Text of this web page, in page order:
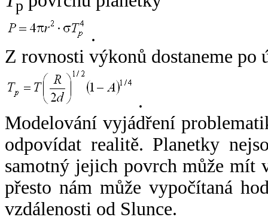
p
.
Z rovnosti výkonů dostaneme po
.
Modelování vyjádření
odpovídat realitě. Planetky
samotný jejich povrch může mít
přesto nám může vypočítaná
vzdálenosti od Slunce.